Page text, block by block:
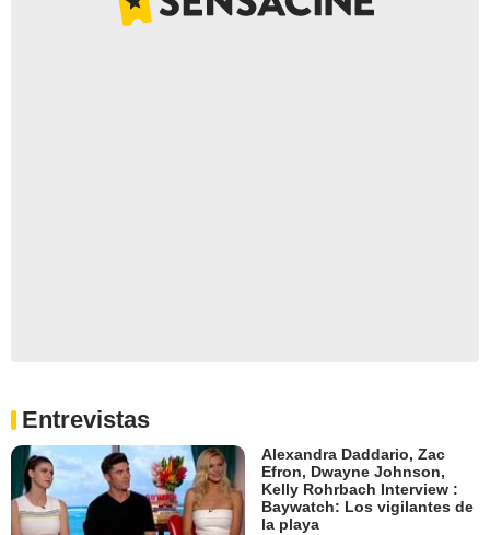
Entrevistas
Alexandra Daddario, Zac
Efron, Dwayne Johnson,
Kelly Rohrbach Interview :
Baywatch: Los vigilantes de
la playa